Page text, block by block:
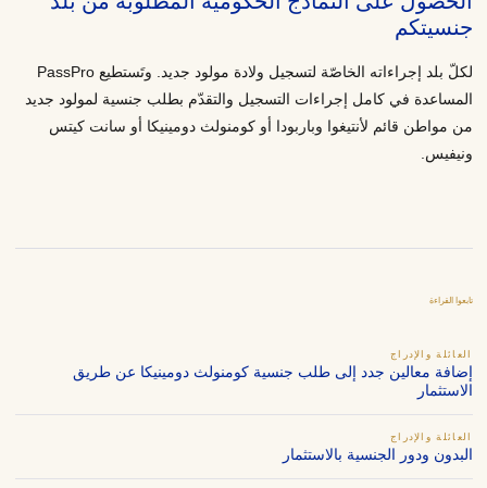
جنسيتكم
لكلّ بلد إجراءاته الخاصّة لتسجيل ولادة مولود جديد. وتَستطيع PassPro
المساعدة في كامل إجراءات التسجيل والتقدّم بطلب جنسية لمولود جديد
من مواطن قائم لأنتيغوا وباربودا أو كومنولث دومينيكا أو سانت كيتس
ونيفيس.
تابعوا القراءة
العائلة والإدراج
إضافة معالين جدد إلى طلب جنسية كومنولث دومينيكا عن طريق
الاستثمار
العائلة والإدراج
البدون ودور الجنسية بالاستثمار